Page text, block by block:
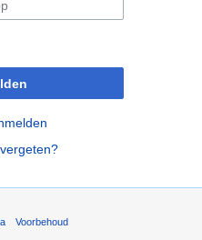
Voorbehoud